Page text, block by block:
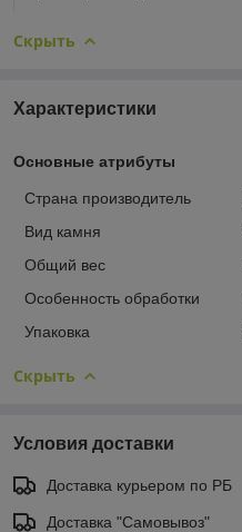
Скрыть
Характеристики
Основные атрибуты
Страна производитель
Вид камня
Общий вес
Особенность обработки
Упаковка
Скрыть
Условия доставки
Доставка курьером по РБ
Доставка "Самовывоз"